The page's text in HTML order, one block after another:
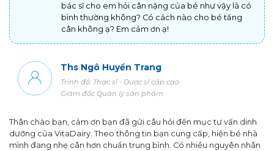
bác sĩ cho em hỏi cân nặng của bé như vậy là có
bình thường không? Có cách nào cho bé tăng
cân không ạ? Em cảm ơn ạ!
Ths Ngô Huyền Trang
Trình độ: Thạc sĩ - Dược sĩ cấp cao
Giám đốc Quản lý sản phẩm
Thân chào bạn, cảm ơn bạn đã gửi câu hỏi đến mục tư vấn dinh
dưỡng của VitaDairy. Theo thông tin bạn cung cấp, hiện bé nhà
mình đang nhẹ cân hơn chuẩn trung bình. Có nhiều nguyên nhân